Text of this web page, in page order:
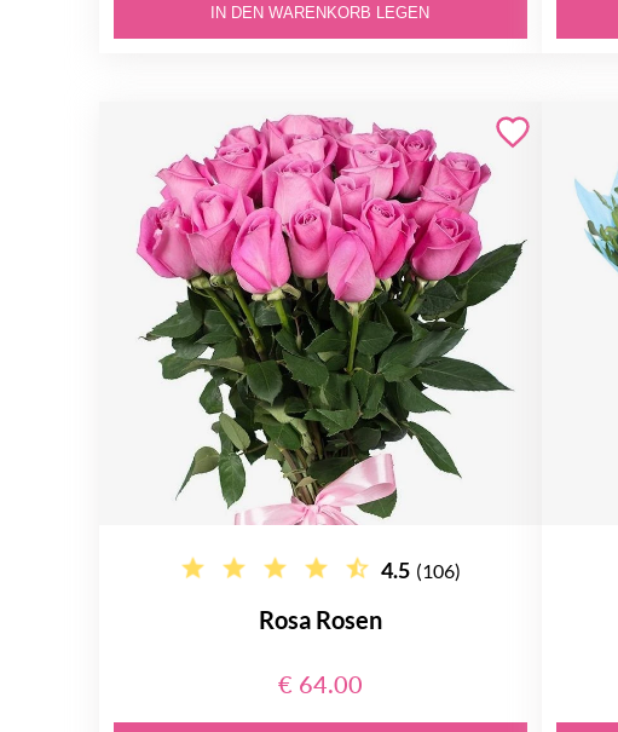
IN DEN WARENKORB LEGEN
4.5 (106)
Rosa Rosen
€ 64.00